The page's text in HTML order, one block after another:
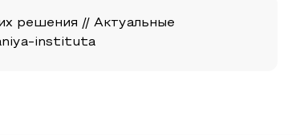
решения // Актуальные
instituta